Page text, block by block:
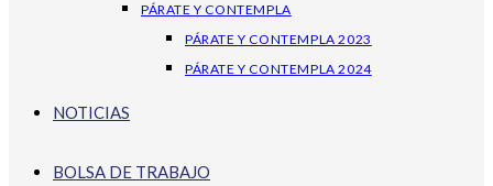
PÁRATE Y CONTEMPLA
PÁRATE Y CONTEMPLA 2023
PÁRATE Y CONTEMPLA 2024
NOTICIAS
BOLSA DE TRABAJO